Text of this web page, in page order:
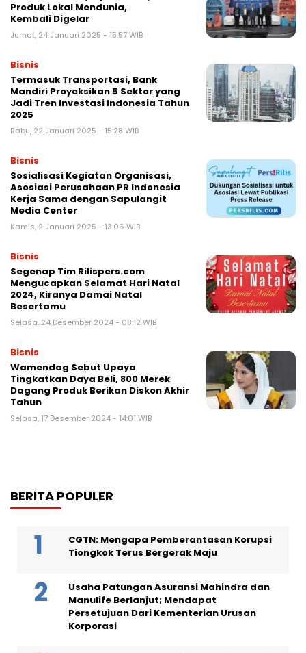
Produk Lokal Mendunia,
Kembali Digelar
Jumat, 24 Januari 2025 - 15:57 WIB
Bisnis
Termasuk Transportasi, Bank
Mandiri Proyeksikan 5 Sektor yang
Jadi Tren Investasi Indonesia Tahun
2025
Rabu, 22 Januari 2025 - 15:28 WIB
Bisnis
Sosialisasi Kegiatan Organisasi,
Asosiasi Perusahaan PR Indonesia
Kerja Sama dengan Sapulangit
Media Center
Kamis, 2 Januari 2025 - 13:06 WIB
Bisnis
Segenap Tim Rilispers.com
Mengucapkan Selamat Hari Natal
2024, Kiranya Damai Natal
Besertamu
Selasa, 24 Desember 2024 - 08:12 WIB
Bisnis
Wamendag Sebut Upaya
Tingkatkan Daya Beli, 800 Merek
Dagang Produk Berikan Diskon Akhir
Tahun
Selasa, 17 Desember 2024 - 14:01 WIB
BERITA POPULER
CGTN: Mengapa Pemberantasan Korupsi
Tiongkok Terus Bergerak Maju
Usaha Patungan Asuransi Mahindra dan
Manulife Berlanjut; Mendapat
Persetujuan Dari Kementerian Urusan
Korporasi